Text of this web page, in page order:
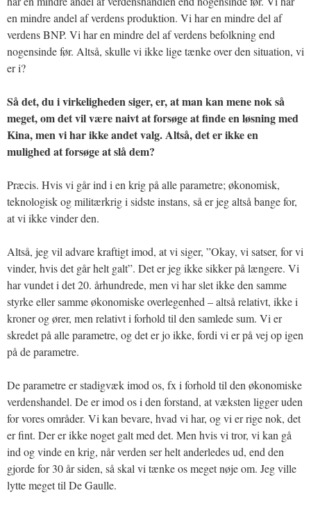
en mindre andel af verdens produktion. Vi har en mindre del af
verdens BNP. Vi har en mindre del af verdens befolkning end
nogensinde før. Altså, skulle vi ikke lige tænke over den situation, vi
er i?
Så det, du i virkeligheden siger, er, at man kan mene nok så
meget, om det vil være naivt at forsøge at finde en løsning med
Kina, men vi har ikke andet valg. Altså, det er ikke en
mulighed at forsøge at slå dem?
Præcis. Hvis vi går ind i en krig på alle parametre; økonomisk,
teknologisk og militærkrig i sidste instans, så er jeg altså bange for,
at vi ikke vinder den.
Altså, jeg vil advare kraftigt imod, at vi siger, ”Okay, vi satser, for vi
vinder, hvis det går helt galt”. Det er jeg ikke sikker på længere. Vi
har vundet i det 20. århundrede, men vi har slet ikke den samme
styrke eller samme økonomiske overlegenhed – altså relativt, ikke i
kroner og ører, men relativt i forhold til den samlede sum. Vi er
skredet på alle parametre, og det er jo ikke, fordi vi er på vej op igen
på de parametre.
De parametre er stadigvæk imod os, fx i forhold til den økonomiske
verdenshandel. De er imod os i den forstand, at væksten ligger uden
for vores områder. Vi kan bevare, hvad vi har, og vi er rige nok, det
er fint. Der er ikke noget galt med det. Men hvis vi tror, vi kan gå
ind og vinde en krig, når verden ser helt anderledes ud, end den
gjorde for 30 år siden, så skal vi tænke os meget nøje om. Jeg ville
lytte meget til De Gaulle.